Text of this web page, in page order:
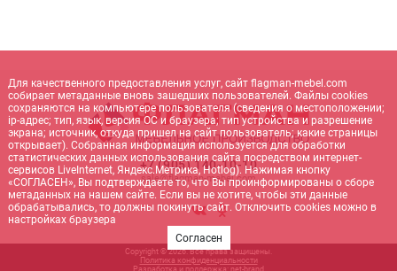
+7 (905) 140-10-10
sale@flagman-mebel.com
Copyright © 2026. Все права защищены.
Политика конфиденциальности
Разработка и поддержка: net- brand
Для качественного предоставления услуг, сайт flagman-mebel.com
собирает метаданные вновь зашедших пользователей. Файлы cookies
сохраняются на компьютере пользователя (сведения о местоположении;
ip-адрес; тип, язык, версия ОС и браузера; тип устройства и разрешение
экрана; источник, откуда пришел на сайт пользователь; какие страницы
открывает). Собранная информация используется для обработки
статистических данных использования сайта посредством интернет-
сервисов LiveInternet, Яндекс.Метрика, Hotlog). Нажимая кнопку
«СОГЛАСЕН», Вы подтверждаете то, что Вы проинформированы о сборе
метаданных на нашем сайте. Если вы не хотите, чтобы эти данные
обрабатывались, то должны покинуть сайт. Отключить cookies можно в
настройках браузера
Согласен